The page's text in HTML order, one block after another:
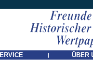
| ÜBER